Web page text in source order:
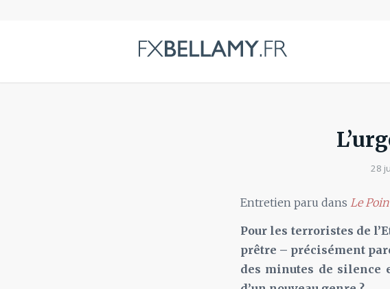
28
Entretien paru dans Le
Pour les terroristes de
prêtre – précisément
des minutes de silence